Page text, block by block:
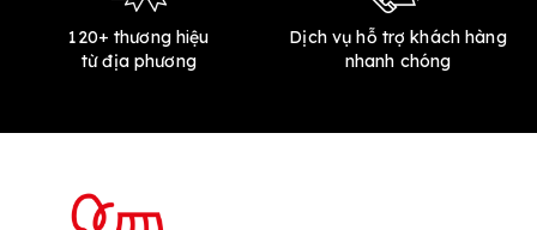
120+ thương hiệu
từ địa phương
Dịch vụ hỗ trợ khách hàng
nhanh chóng